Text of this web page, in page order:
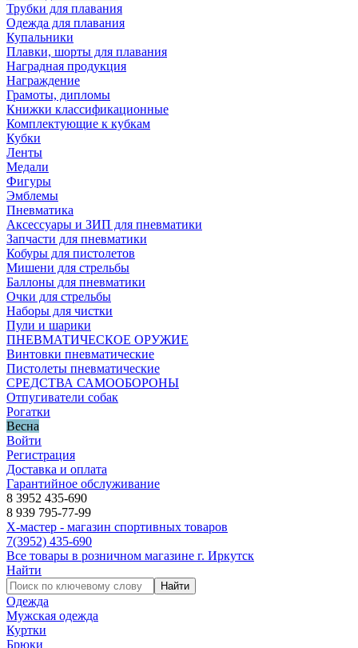
Трубки для плавания
Одежда для плавания
Купальники
Плавки, шорты для плавания
Наградная продукция
Награждение
Грамоты, дипломы
Книжки классификационные
Комплектующие к кубкам
Кубки
Ленты
Медали
Фигуры
Эмблемы
Пневматика
Аксессуары и ЗИП для пневматики
Запчасти для пневматики
Кобуры для пистолетов
Мишени для стрельбы
Баллоны для пневматики
Очки для стрельбы
Наборы для чистки
Пули и шарики
ПНЕВМАТИЧЕСКОЕ ОРУЖИЕ
Винтовки пневматические
Пистолеты пневматические
СРЕДСТВА САМООБОРОНЫ
Отпугиватели собак
Рогатки
Весна
Войти
Регистрация
Доставка и оплата
Гарантийное обслуживание
8 3952 435-690
8 939 795-77-99
Х-мастер - магазин спортивных товаров
7(3952) 435-690
Все товары в розничном магазине г. Иркутск
Найти
Найти
Одежда
Мужская одежда
Куртки
Брюки